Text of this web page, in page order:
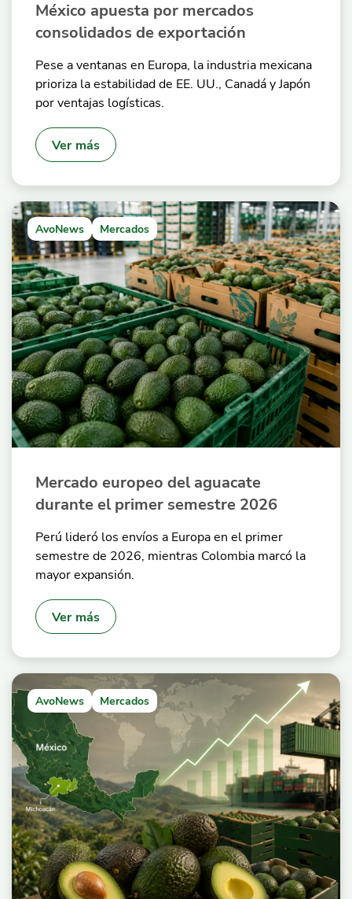
México apuesta por mercados
consolidados de exportación
Pese a ventanas en Europa, la industria mexicana
prioriza la estabilidad de EE. UU., Canadá y Japón
por ventajas logísticas.
Ver más
AvoNews Mercados
Mercado europeo del aguacate
durante el primer semestre 2026
Perú lideró los envíos a Europa en el primer
semestre de 2026, mientras Colombia marcó la
mayor expansión.
Ver más
AvoNews Mercados